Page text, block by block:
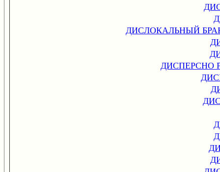
ДИСЛОКАЛЬНЫЙ
ДИСПЕРСНО